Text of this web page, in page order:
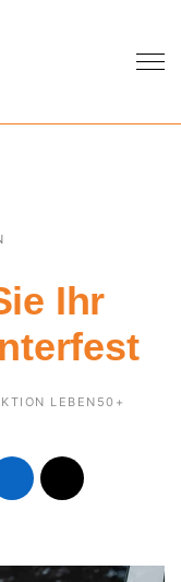
Ihr
LEBEN50+